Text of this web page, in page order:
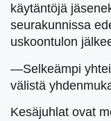
käytäntöjä
seurakunnissa
uskoontulon
—Selkeämpi
välistä
Kesäjuhlat ovat